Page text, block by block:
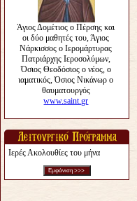
Ιερές Ακολουθίες του μήνα